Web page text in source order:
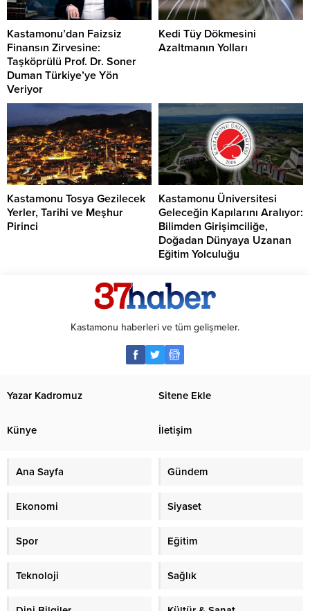
Kastamonu’dan Faizsiz
Finansın Zirvesine:
Taşköprülü Prof. Dr. Soner
Duman Türkiye’ye Yön
Veriyor
Kedi Tüy Dökmesini
Azaltmanın Yolları
Kastamonu Tosya Gezilecek
Yerler, Tarihi ve Meşhur
Pirinci
Kastamonu Üniversitesi
Geleceğin Kapılarını Aralıyor:
Bilimden Girişimciliğe,
Doğadan Dünyaya Uzanan
Eğitim Yolculuğu
Kastamonu haberleri ve tüm gelişmeler.
Yazar Kadromuz Sitene Ekle
Künye İletişim
Ana Sayfa Gündem
Ekonomi Siyaset
Spor Eğitim
Teknoloji Sağlık